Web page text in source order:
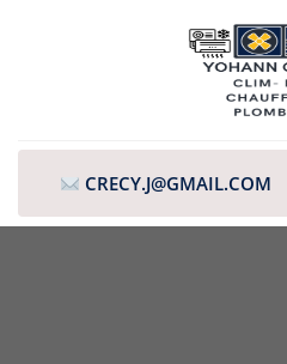
CRECY.J@GMAIL.COM